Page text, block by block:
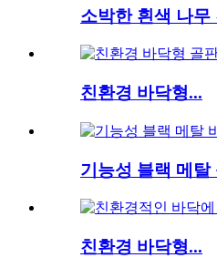
소박한 흰색 나무
친환경 바닥형...
기능성 블랙 메탈
친환경 바닥형...